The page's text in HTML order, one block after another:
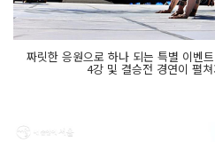
짜릿한 응원으로 하나 되는 특별 이벤
4강 및 결승전 경연이 펼